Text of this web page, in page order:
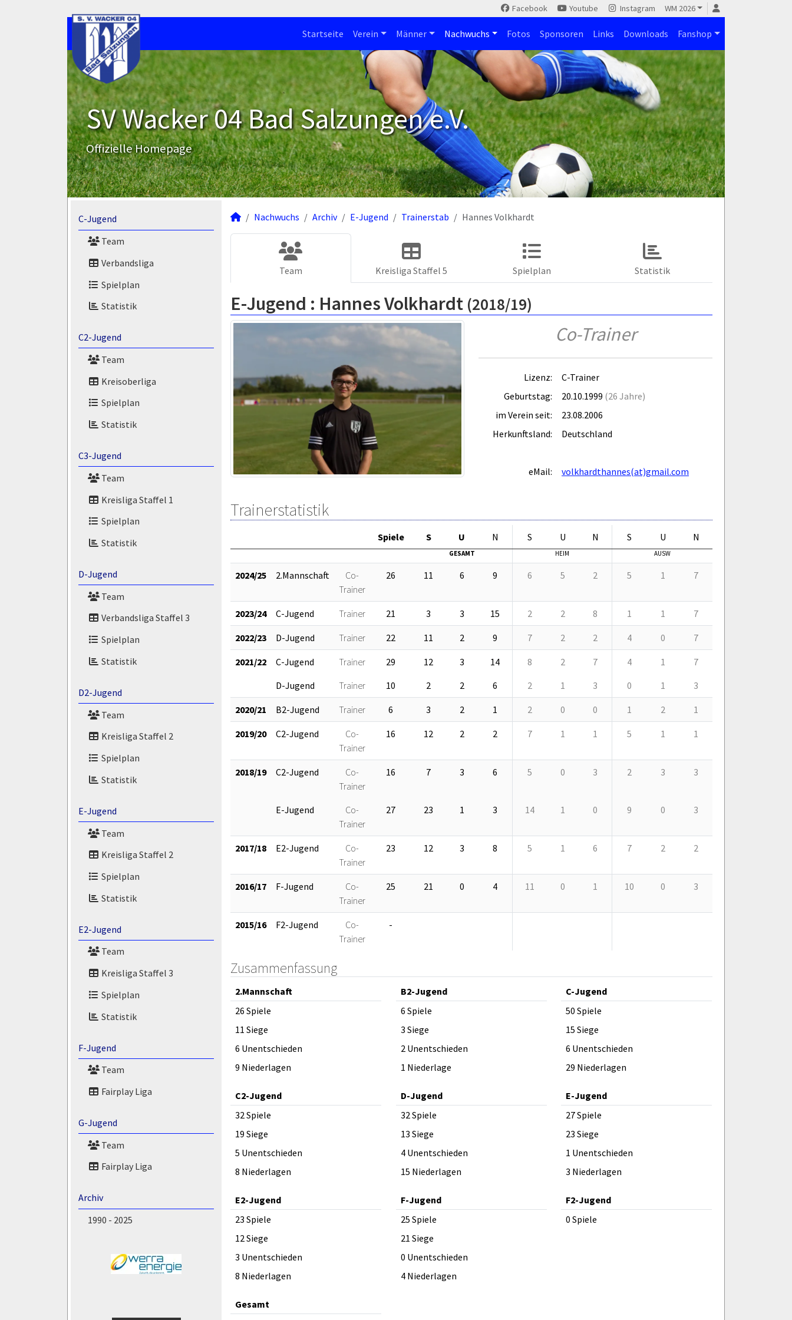
Facebook Youtube Instagram WM 2026
Startseite Verein Männer Nachwuchs Fotos Sponsoren Links Downloads Fanshop
SV Wacker 04 Bad Salzungen e.V.
Offizielle Homepage
C-Jugend
Team
Verbandsliga
Spielplan
Statistik
C2-Jugend
Team
Kreisoberliga
Spielplan
Statistik
C3-Jugend
Team
Kreisliga Staffel 1
Spielplan
Statistik
D-Jugend
Team
Verbandsliga Staffel 3
Spielplan
Statistik
D2-Jugend
Team
Kreisliga Staffel 2
Spielplan
Statistik
E-Jugend
Team
Kreisliga Staffel 2
Spielplan
Statistik
E2-Jugend
Team
Kreisliga Staffel 3
Spielplan
Statistik
F-Jugend
Team
Fairplay Liga
G-Jugend
Team
Fairplay Liga
Archiv
1990 - 2025
Nachwuchs Archiv E-Jugend Trainerstab Hannes Volkhardt
Team Kreisliga Staffel 5 Spielplan Statistik
E-Jugend : Hannes Volkhardt (2018/19)
Co-Trainer
Lizenz:
C-Trainer
Geburtstag:
20.10.1999 (26 Jahre)
im Verein seit:
23.08.2006
Herkunftsland:
Deutschland
eMail: volkhardthannes(at)gmail.com
Trainerstatistik
Spiele S U N S U N S U N
GESAMT HEIM AUSW
2024/25 2.Mannschaft
Co-
Trainer
26 11 6 9 6 5 2 5 1 7
2023/24 C-Jugend Trainer 21 3 3 15 2 2 8 1 1 7
2022/23 D-Jugend Trainer 22 11 2 9 7 2 2 4 0 7
2021/22 C-Jugend Trainer 29 12 3 14 8 2 7 4 1
7
D-Jugend
Trainer 10 2 2 6 2 1 3 0 1 3
2020/21 B2-Jugend Trainer 6 3 2 1 2 0 0 1 2 1
2019/20 C2-Jugend
Co-
Trainer
16 12 2 2 7 1 1 5 1 1
2018/19 C2-Jugend
Co-
Trainer
16 7 3 6 5 0 3 2 3 3
E-Jugend
Co-
Trainer
27 23 1 3 14 1 0 9 0 3
2017/18 E2-Jugend
Co-
Trainer
23 12 3 8 5 1 6 7 2 2
2016/17 F-Jugend
Co-
Trainer
25 21 0 4 11 0 1 10 0 3
2015/16 F2-Jugend
Co-
Trainer
-
Zusammenfassung
2.Mannschaft
26 Spiele
11 Siege
6 Unentschieden
9 Niederlagen
B2-Jugend
6 Spiele
3 Siege
2 Unentschieden
1 Niederlage
C-Jugend
50 Spiele
15 Siege
6 Unentschieden
29 Niederlagen
C2-Jugend
32 Spiele
19 Siege
5 Unentschieden
8 Niederlagen
D-Jugend
32 Spiele
13 Siege
4 Unentschieden
15 Niederlagen
E-Jugend
27 Spiele
23 Siege
1 Unentschieden
3 Niederlagen
E2-Jugend
23 Spiele
12 Siege
3 Unentschieden
8 Niederlagen
F-Jugend
25 Spiele
21 Siege
0 Unentschieden
4 Niederlagen
F2-Jugend
0 Spiele
Gesamt